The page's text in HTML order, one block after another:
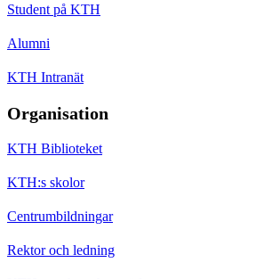
Student på KTH
Alumni
KTH Intranät
Organisation
KTH Biblioteket
KTH:s skolor
Centrumbildningar
Rektor och ledning